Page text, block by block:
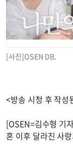
[사진]OSEN DB.
<방송 시청 후 작성
[OSEN=김수형 기
혼 이후 달라진 사